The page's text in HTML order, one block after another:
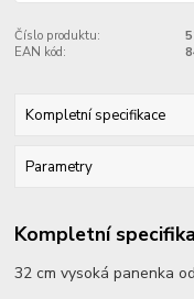
Číslo produktu:
EAN kód:
Kompletní specifikace
Parametry
Kompletní
32 cm vysoká panenka